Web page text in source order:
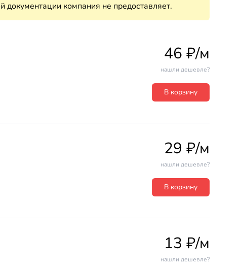
компания не предоставляет.
46 ₽/м
нашли дешевле?
В корзину
29 ₽/м
нашли дешевле?
В корзину
13 ₽/м
нашли дешевле?